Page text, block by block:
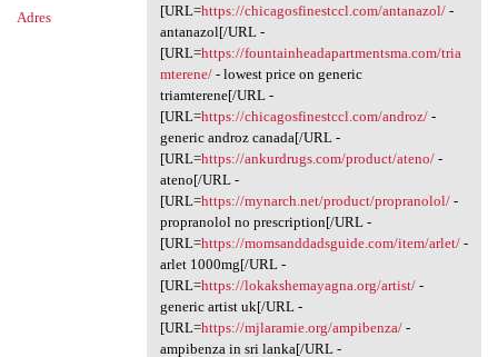
Adres
[URL=https://chicagosfinestccl.com/antanazol/-
antanazol[/URL -
[URL=https://fountainheadapartmentsma.com/tria
mterene/- lowest price on generic
triamterene[/URL -
[URL=https://chicagosfinestccl.com/androz/-
generic androz canada[/URL -
[URL=https://ankurdrugs.com/product/ateno/-
ateno[/URL -
[URL=https://mynarch.net/product/propranolol/-
propranolol no prescription[/URL -
[URL=https://momsanddadsguide.com/item/arlet/-
arlet 1000mg[/URL -
[URL=https://lokakshemayagna.org/artist/-
generic artist uk[/URL -
[URL=https://mjlaramie.org/ampibenza/-
ampibenza in sri lanka[/URL -